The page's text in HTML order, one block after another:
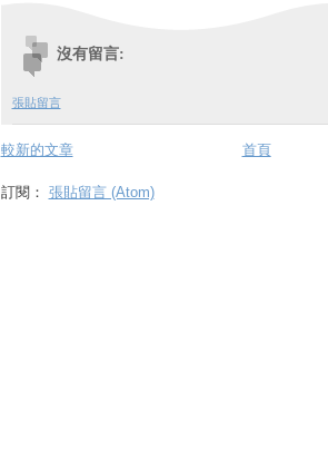
沒有留言:
張貼留言
較新的文章 首頁
訂閱： 張貼留言 (Atom)